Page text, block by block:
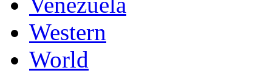
Western
World